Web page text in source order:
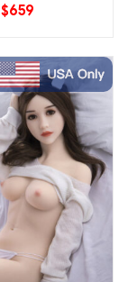
$659